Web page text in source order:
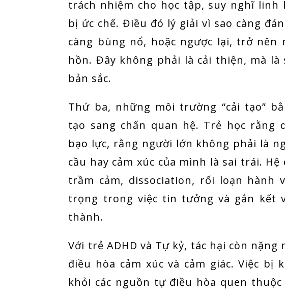
trách nhiệm cho học tập, suy nghĩ linh
bị ức chế. Điều đó lý giải vì sao càng
càng bùng nổ, hoặc ngược lại, trở nên
hồn. Đây không phải là cải thiện, mà là
bản sắc.
Thứ ba, những môi trường “cải tạo”
tạo sang chấn quan hệ. Trẻ học rằng
bạo lực, rằng người lớn không phải là
cầu hay cảm xúc của mình là sai trái.
trầm cảm, dissociation, rối loạn hành
trọng trong việc tin tưởng và gắn kết
thành.
Với trẻ ADHD và Tự kỷ, tác hại còn nặng
điều hòa cảm xúc và cảm giác. Việc bị
khỏi các nguồn tự điều hòa quen